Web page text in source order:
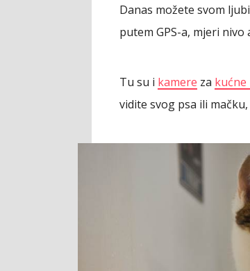
Danas možete svom
putem GPS-a, mjeri
Tu su i kamere za kućne
vidite svog psa ili